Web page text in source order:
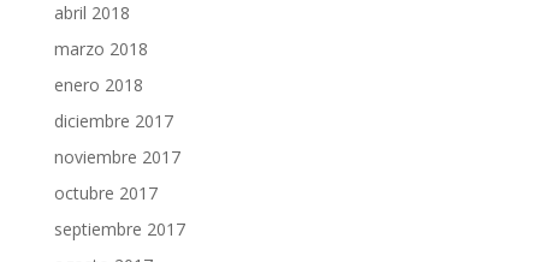
abril 2018
marzo 2018
enero 2018
diciembre 2017
noviembre 2017
octubre 2017
septiembre 2017